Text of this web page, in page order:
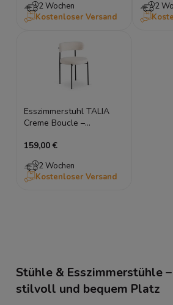
2 Wochen
Kostenloser Versand
2
Esszimmerstuhl TALIA
Creme Boucle –
schwarzen Beinen,
Moderner Teddy-Stoff
159,00 €
2 Wochen
Kostenloser Versand
Stühle & Esszimmerstühle
stilvoll und bequem Platz